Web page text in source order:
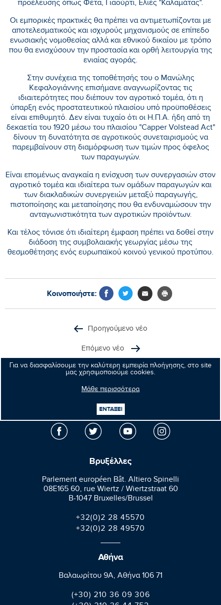
Για να διασφαλίσουμε την καλύτερη εμπειρία πλοήγησης, στο site
μας χρησιμοποιούμε cookies.
Μάθε περισσότερα
ΕΝΤΑΞΕΙ
προέλευσης όπως Φέτα, Γιαούρτι, Ελιές "Καλαμάτας".
Οι εμπορικές πρακτικές θα πρέπει να αντιμετωπίζονται με
αποτελεσματικούς και ισχυρούς μηχανισμούς σε επίπεδο
ενωσιακής νομοθεσίας αλλά και εθνικού δικαίου με τρόπο
που θα ενισχύσουν την προστασία και ορθή λειτουργία της
ενιαίας αγοράς.
Στην συνέχεια της τοποθέτησής του ο Μανώλης
Κεφαλογιάννης επισήμανε αναγνωρίζοντας τις
ιδιαιτερότητες που διέπουν τον αγροτικό τομέα, ότι η
ύπαρξη ενός προστατευτικού πλαισίου υπό προϋποθέσεις
είναι επιθυμητό. Δεν είναι τυχαίο ότι οι Η.Π.Α. ήδη από τη
δεκαετία του 1920 μέσω του πλαισίου "Capper Volstead Act"
δίνουν τη δυνατότητα σε αγροτικούς συνεταιρισμούς να
παρεμβαίνουν στη διαμόρφωση των τιμών προς όφελος
των παραγωγών.
Είναι επομένως αναγκαία η ενίσχυση των συνεργασιών στον
αγροτικό τομέα και ιδιαίτερα των ομάδων παραγωγών και
των διακλαδικών συνεργειών μεταξύ παραγωγής,
πιστοποίησης και μεταποίησης που θα ενδυναμώσουν την
ανταγωνιστικότητα των αγροτικών προϊόντων.
Και τέλος τόνισε ότι ιδιαίτερη έμφαση πρέπει να δοθεί στην
διάδοση της συμβολαιακής γεωργίας μέσω της
θεσμοθέτησης ενός ευρωπαϊκού κοινού γενικού προτύπου.
Κοινοποιήστε:
Προηγούμενο νέο
Επόμενο νέο
Μανώλης
Κεφαλογιάννης
Ευρωβουλευτής
Βρυξέλλες
Parlement européen Bât. Altiero Spinelli
08E165 60, rue Wiertz / Wiertzstraat 60
B-1047 Bruxelles/Brussel
+32(0)2 28 45570
+32(0)2 28 49570
Αθήνα
Βαλαωρίτου 9A, Aθήνα 106 71
(+30) 210 36 09 306